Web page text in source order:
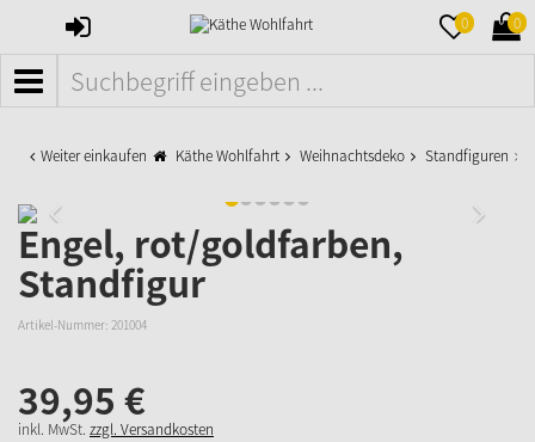
ANMELDEN 0 0
MENÜ
Weiter einkaufen Käthe Wohlfahrt Weihnachtsdeko Standfiguren
Engel, rot/goldfarben,
Standfigur
Artikel-Nummer: 201004
39,95 €
inkl. MwSt. zzgl. Versandkosten